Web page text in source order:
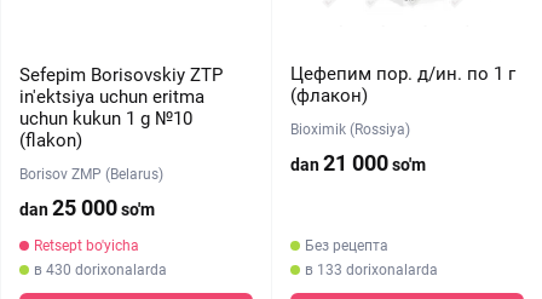
Sefepim Borisovskiy ZTP
in'ektsiya uchun eritma
uchun kukun 1 g №10
(flakon)
Borisov ZMP (Belarus)
dan25 000so'm
Retsept bo'yicha
в 430 dorixonalarda
Цефепим пор. д/ин. по 1 г
(флакон)
Bioximik (Rossiya)
dan21 000so'm
Без рецепта
в 133 dorixonalarda